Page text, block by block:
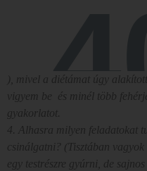
), mivel a diétámat úgy
vigyem be és minél több
gyakorlatot.
4. Alhasra milyen feladatokat
csinálgatni? (Tisztában
egy testrészre gyúrni, de